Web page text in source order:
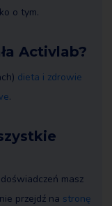
o tym.
Activlab?
dieta i zdrowie
.
masz
przejdź na stronę